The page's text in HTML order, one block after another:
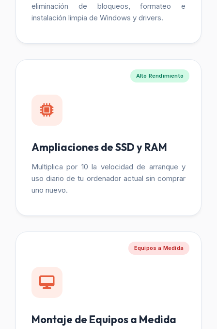
eliminación de bloqueos, formateo e
instalación limpia de Windows y drivers.
Alto Rendimiento
Ampliaciones de SSD y RAM
Multiplica por 10 la velocidad de arranque y
uso diario de tu ordenador actual sin comprar
uno nuevo.
Equipos a Medida
Montaje de Equipos a Medida